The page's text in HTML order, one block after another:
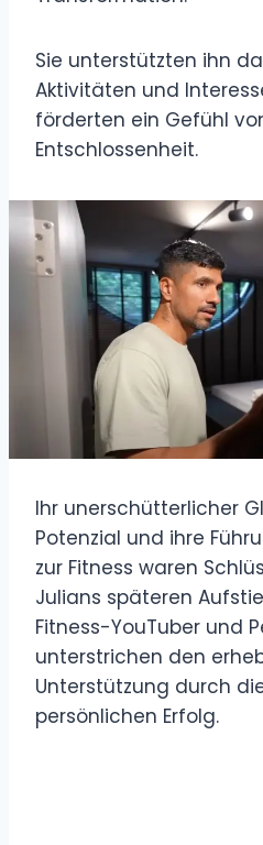
Sie unterstützten ihn
Aktivitäten und
förderten ein Gefühl
Entschlossenheit.
Ihr unerschütterlicher
Potenzial und ihre
zur Fitness waren
Julians späteren
Fitness-YouTuber und
unterstrichen den
Unterstützung durch
persönlichen Erfolg.